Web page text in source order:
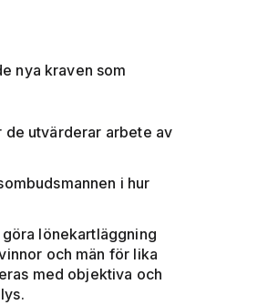
nya kraven som
de utvärderar arbete av
i hur
lönekartläggning
och män för lika
med objektiva och